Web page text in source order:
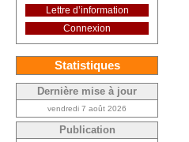
Lettre d’information
Connexion
Statistiques
Dernière mise à jour
vendredi 7 août 2026
Publication